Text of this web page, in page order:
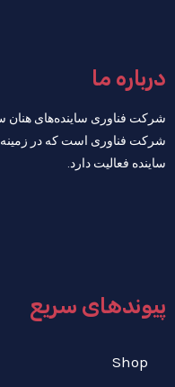
درباره ما
شرکت فناوری است که در زمینه
ساینده فعالیت دارد.
پیوندهای سریع
Shop